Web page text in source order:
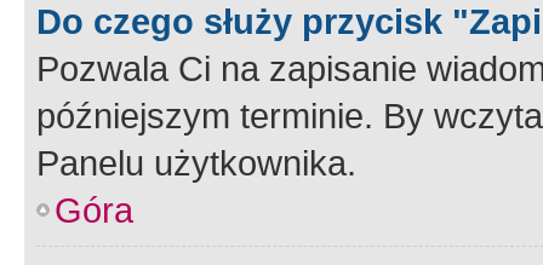
Do czego służy przycisk
Pozwala Ci na zapisanie
późniejszym terminie. By
Panelu użytkownika.
Góra